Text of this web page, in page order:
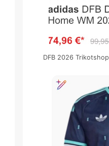
DFB 2026 Trikotshop